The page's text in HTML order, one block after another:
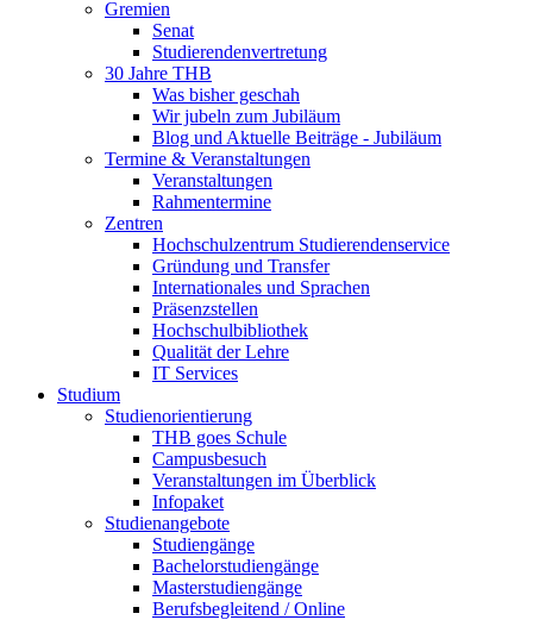
Gremien
Senat
Studierendenvertretung
30 Jahre THB
Was bisher geschah
Wir jubeln zum Jubiläum
Blog und Aktuelle Beiträge - Jubiläum
Termine & Veranstaltungen
Veranstaltungen
Rahmentermine
Zentren
Hochschulzentrum Studierendenservice
Gründung und Transfer
Internationales und Sprachen
Präsenzstellen
Hochschulbibliothek
Qualität der Lehre
IT Services
Studium
Studienorientierung
THB goes Schule
Campusbesuch
Veranstaltungen im Überblick
Infopaket
Studienangebote
Studiengänge
Bachelorstudiengänge
Masterstudiengänge
Berufsbegleitend / Online